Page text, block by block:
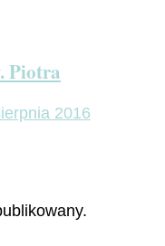
Piotra
2016